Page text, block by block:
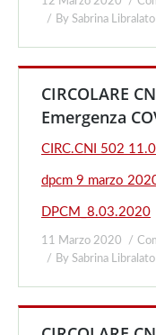
By Sabrina Libralato
CIRCOLARE
Emergenza
CIRC.CNI 502
dpcm 9 marzo
DPCM_8.03.2020
11 Marzo 2020
By Sabrina Libralato